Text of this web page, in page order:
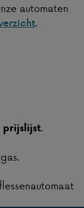
automaten
.
prijslijst.